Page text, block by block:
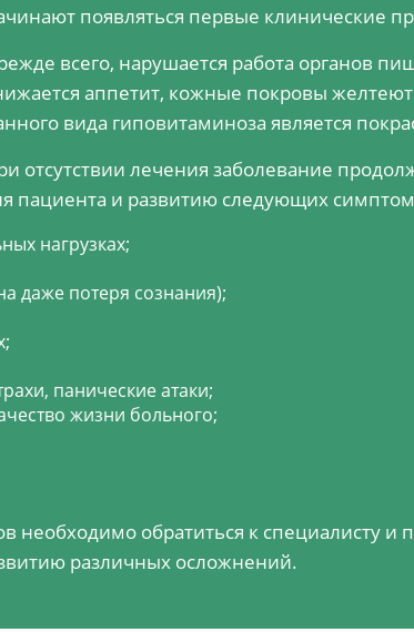
появляться первые клинические
всего, нарушается работа органов
аппетит, кожные покровы
вида гиповитаминоза является
отсутствии лечения заболевание
пациента и развитию следующих
нагрузках;
даже потеря сознания);
панические атаки;
жизни больного;
обратиться к специалисту и
различных осложнений.